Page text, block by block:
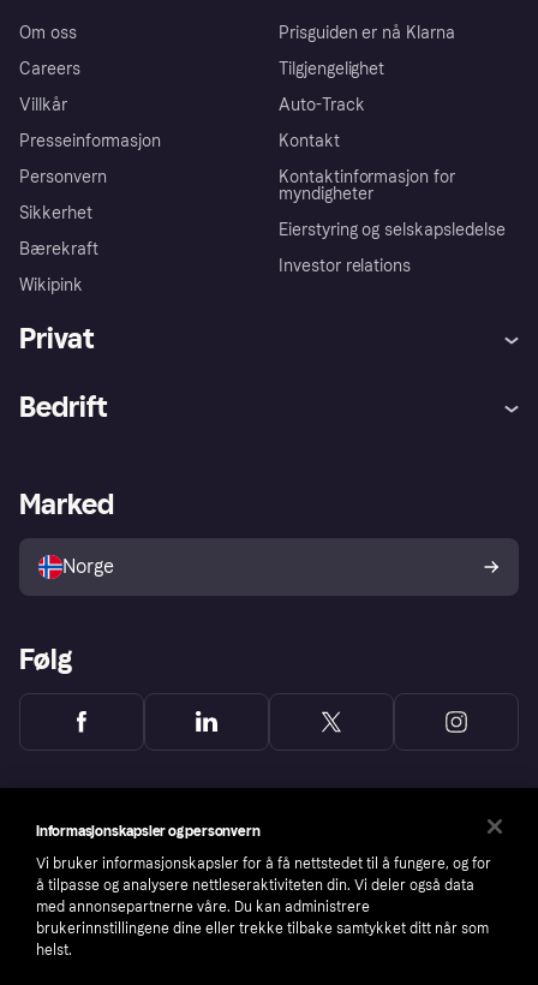
Om oss
Careers
Villkår
Presseinformasjon
Personvern
Sikkerhet
Bærekraft
Wikipink
Prisguiden er nå Klarna
Tilgjengelighet
Auto-Track
Kontakt
Kontaktinformasjon for
myndigheter
Eierstyring og selskapsledelse
Investor relations
Privat
Utforsk butikker
Bedrift
Merchant portal
Marked
Norge
Følg
Informasjonskapsler og personvern
Vi bruker informasjonskapsler for å få nettstedet til å fungere, og for
å tilpasse og analysere nettleseraktiviteten din. Vi deler også data
med annonsepartnerne våre. Du kan administrere
brukerinnstillingene dine eller trekke tilbake samtykket ditt når som
helst.